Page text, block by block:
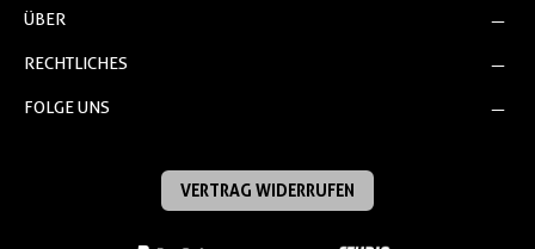
ÜBER
RECHTLICHES
FOLGE UNS
VERTRAG WIDERRUFEN